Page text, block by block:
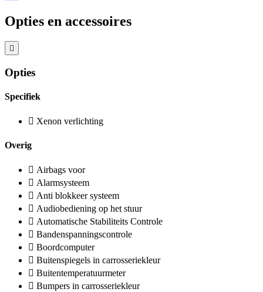
Opties en accessoires
Opties
Specifiek
Xenon verlichting
Overig
Airbags voor
Alarmsysteem
Anti blokkeer systeem
Audiobediening op het stuur
Automatische Stabiliteits Controle
Bandenspanningscontrole
Boordcomputer
Buitenspiegels in carrosseriekleur
Buitentemperatuurmeter
Bumpers in carrosseriekleur